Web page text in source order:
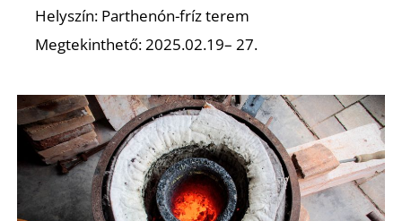
Helyszín: Parthenón-fríz terem
Megtekinthető: 2025.02.19– 27.